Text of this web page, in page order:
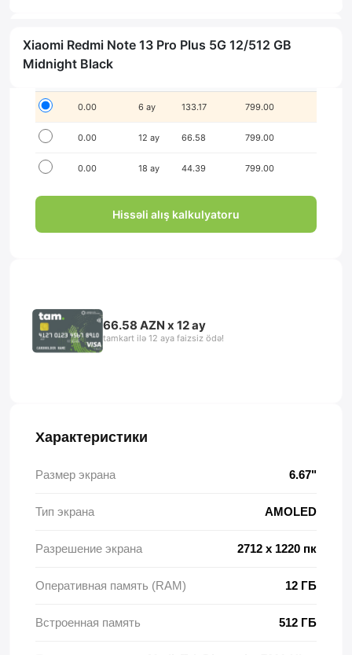
Xiaomi Redmi Note 13 Pro Plus 5G 12/512 GB
Midnight Black
İlkin ödənişsiz hissə-hissə ödə!
0.00 6 ay 133.17 799.00
0.00 12 ay 66.58 799.00
0.00 18 ay 44.39 799.00
Hissəli alış kalkulyatoru
66.58 AZN x 12 ay
tamkart ilə 12 aya faizsiz ödə!
Характеристики
Размер экрана 6.67"
Тип экрана AMOLED
Разрешение экрана 2712 x 1220 пк
Оперативная память (RAM) 12 ГБ
Встроенная память 512 ГБ